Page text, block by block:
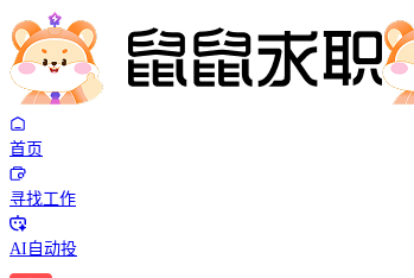
首页
寻找工作
AI自动投